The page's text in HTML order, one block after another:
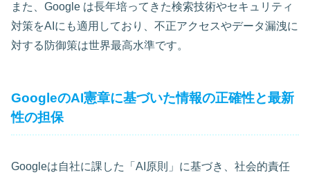
また、Google は長年培ってきた検索技術やセキュリティ
対策をAIにも適用しており、不正アクセスやデータ漏洩に
対する防御策は世界最高水準です。
GoogleのAI憲章に基づいた情報の正確性と最新
性の担保
Googleは自社に課した「AI原則」に基づき、社会的責任